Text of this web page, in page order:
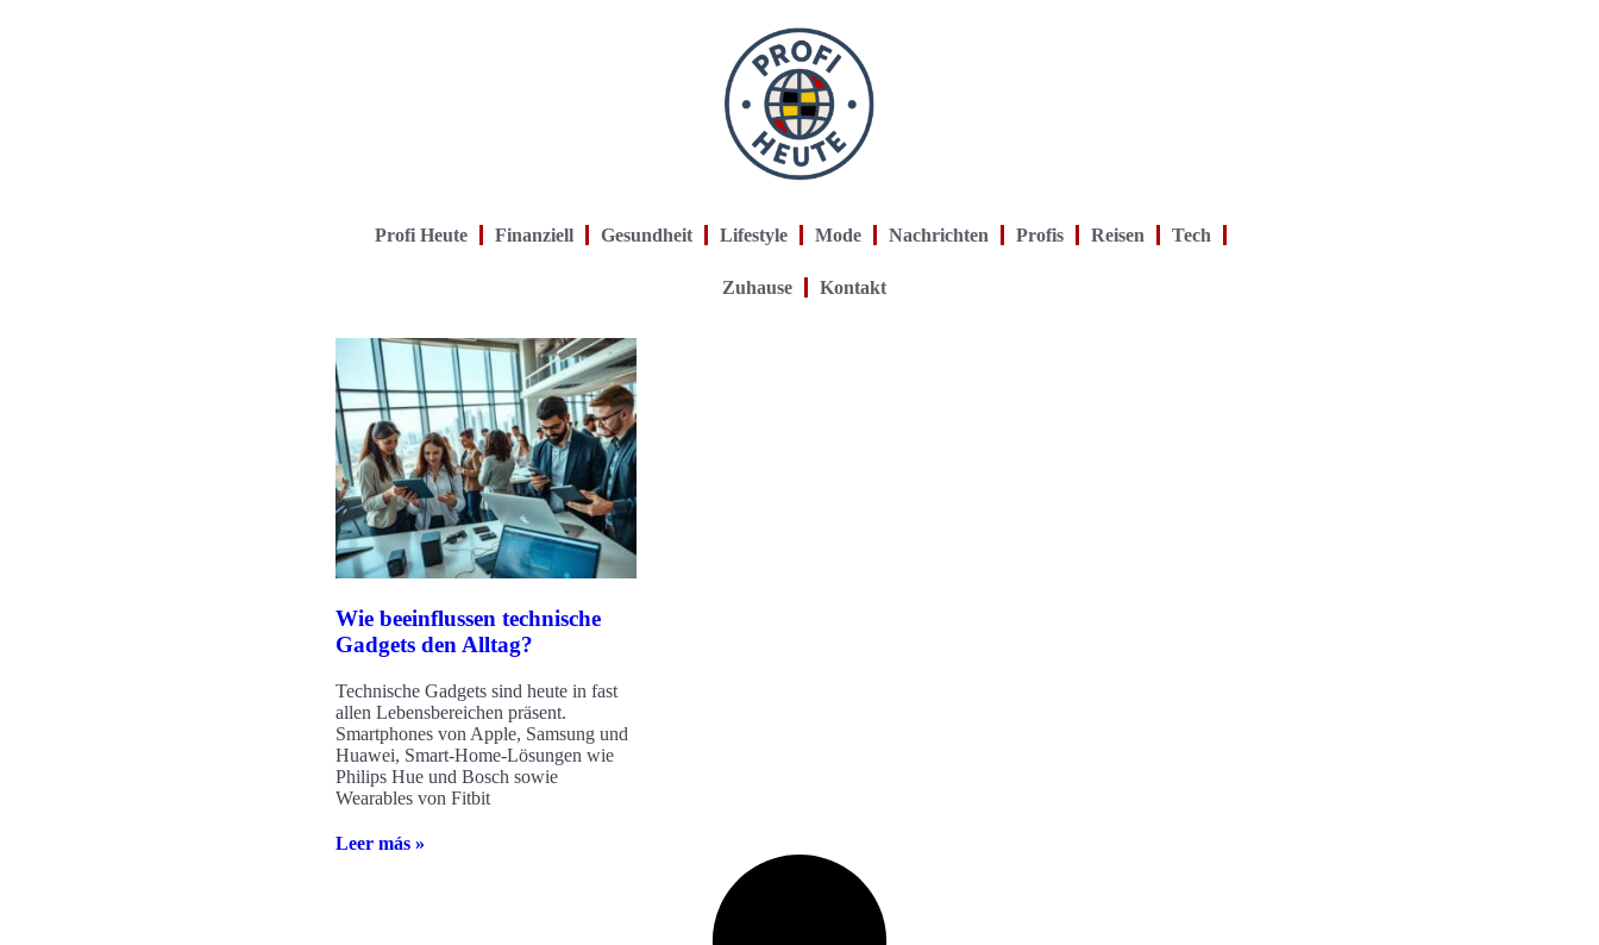
Profi Heute Finanziell Gesundheit Lifestyle Mode Nachrichten Profis Reisen Tech
Zuhause Kontakt
Wie beeinflussen technische
Gadgets den Alltag?
Technische Gadgets sind heute in fast
allen Lebensbereichen präsent.
Smartphones von Apple, Samsung und
Huawei, Smart-Home-Lösungen wie
Philips Hue und Bosch sowie
Wearables von Fitbit
Leer más »